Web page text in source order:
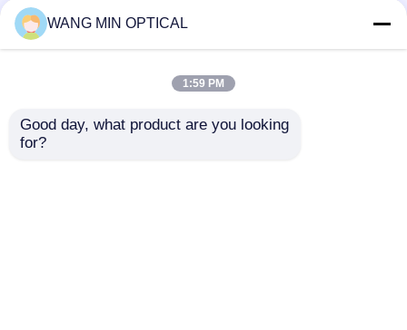
औद्योगिक पता लगाने के लिए
±4um सटीकता के साथ
वीडियो मापने की मशीन
WANG MIN OPTICAL
1:59 PM
Good day, what product are you looking
for?